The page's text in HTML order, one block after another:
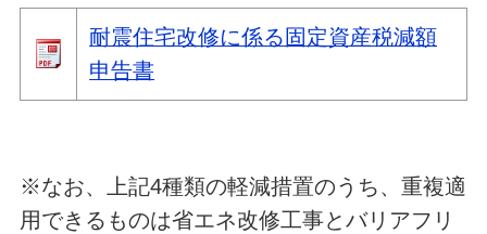
耐震住宅改修に係る固定資産税減額
申告書
※なお、上記4種類の軽減措置のうち、重複適
用できるものは省エネ改修工事とバリアフリ